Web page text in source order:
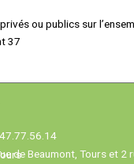
ou publics sur
37
lès Tours